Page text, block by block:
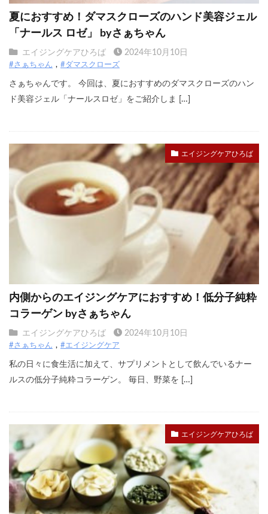
夏におすすめ！ダマスクローズのハンド美容ジェル
「ナールス ロゼ」 byさぁちゃん
エイジングケアひろば 2024年10月10日
#さぁちゃん #ダマスクローズ
さぁちゃんです。 今回は、夏におすすめのダマスクローズのハン
ド美容ジェル「ナールスロゼ」をご紹介しま […]
エイジングケアひろば
内側からのエイジングケアにおすすめ！低分子純粋
コラーゲン byさぁちゃん
エイジングケアひろば 2024年10月10日
#さぁちゃん #エイジングケア
私の日々に食生活に加えて、サプリメントとして飲んでいるナー
ルスの低分子純粋コラーゲン。 毎日、野菜を […]
エイジングケアひろば